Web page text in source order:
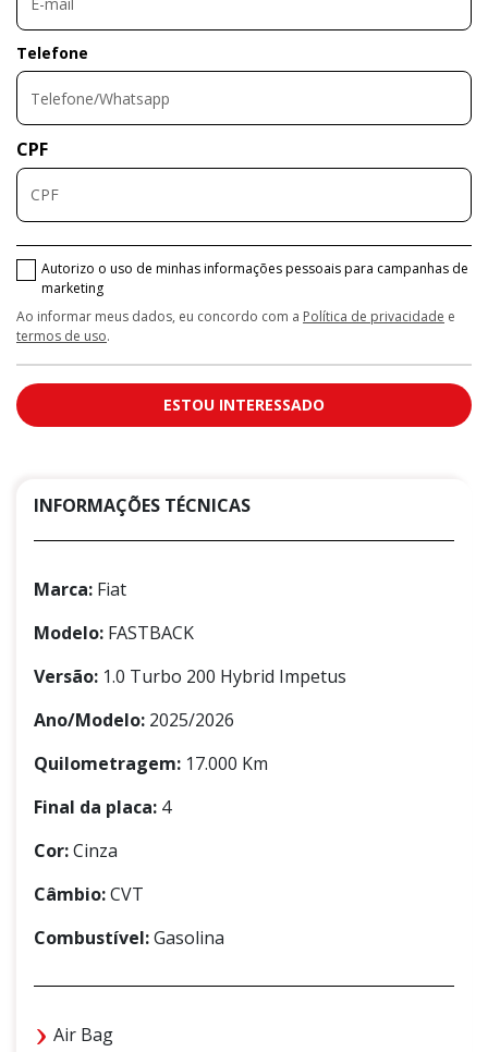
Telefone
CPF
Autorizo o uso de minhas informações pessoais para campanhas de
marketing
Ao informar meus dados, eu concordo com a Política de privacidade e
termos de uso.
ESTOU INTERESSADO
INFORMAÇÕES TÉCNICAS
Marca: Fiat
Modelo: FASTBACK
Versão: 1.0 Turbo 200 Hybrid Impetus
Ano/Modelo: 2025/2026
Quilometragem: 17.000 Km
Final da placa: 4
Cor:Cinza
Câmbio:CVT
Combustível:Gasolina
Air Bag